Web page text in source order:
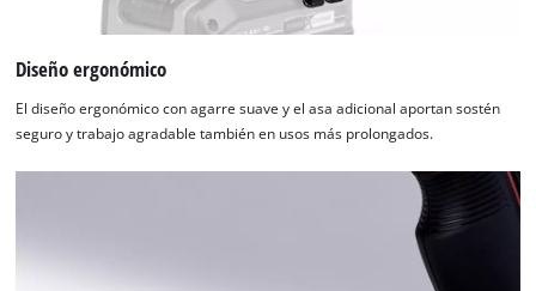
Diseño ergonómico
El diseño ergonómico con agarre suave y el asa adicional aportan sostén
seguro y trabajo agradable también en usos más prolongados.